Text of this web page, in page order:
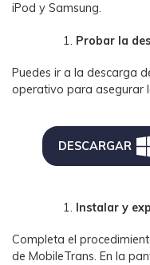
iPod y Samsung.
Probar la
Puedes ir a la descarga
operativo para asegurar
DESCARGAR
Instalar y
Completa el
de MobileTrans. En la